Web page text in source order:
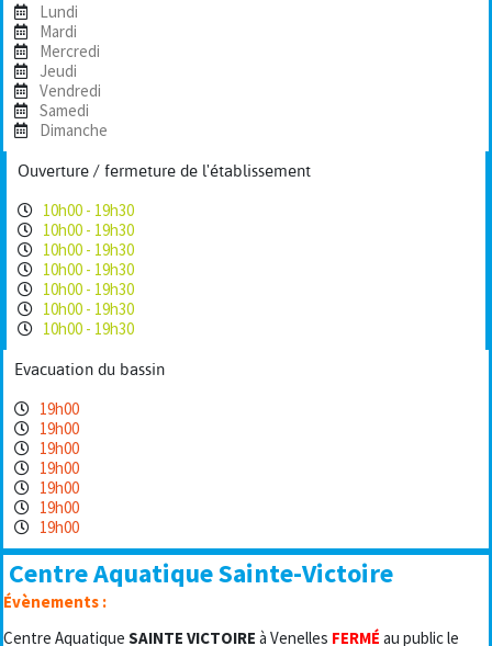
Lundi
Mardi
Mercredi
Jeudi
Vendredi
Samedi
Dimanche
Ouverture / fermeture de l'établissement
10h00 - 19h30
10h00 - 19h30
10h00 - 19h30
10h00 - 19h30
10h00 - 19h30
10h00 - 19h30
10h00 - 19h30
Evacuation du bassin
19h00
19h00
19h00
19h00
19h00
19h00
19h00
Centre Aquatique Sainte-Victoire
Évènements :
Centre Aquatique SAINTE VICTOIRE à Venelles FERMÉ au public le